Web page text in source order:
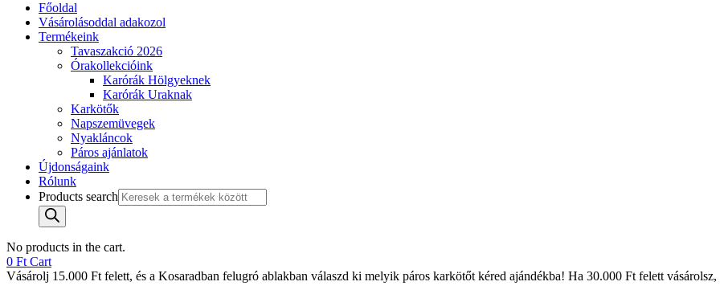
Főoldal
Vásárolásoddal adakozol
Termékeink
Tavaszakció 2026
Órakollekcióink
Karórák Hölgyeknek
Karórák Uraknak
Karkötők
Napszemüvegek
Nyakláncok
Páros ajánlatok
Újdonságaink
Rólunk
Products search
No products in the cart.
0 Ft Cart
Vásárolj 15.000 Ft felett, és a Kosaradban felugró ablakban válaszd ki melyik páros karkötőt kéred ajándékba! Ha 30.000 Ft felett